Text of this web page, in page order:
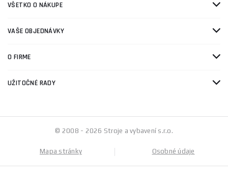
VŠETKO O NÁKUPE
VAŠE OBJEDNÁVKY
O FIRME
UŽITOČNÉ RADY
© 2008 - 2026 Stroje a vybavení s.r.o.
Mapa stránky Osobné údaje